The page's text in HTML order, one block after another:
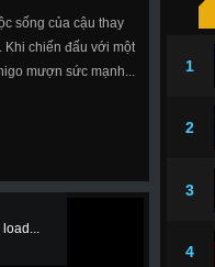
sống của cậu thay
Khi chiến đấu với một
mượn sức mạnh...
1
2
3
4